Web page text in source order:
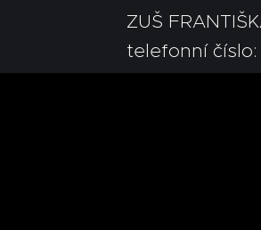
ZUŠ
telefonní číslo: